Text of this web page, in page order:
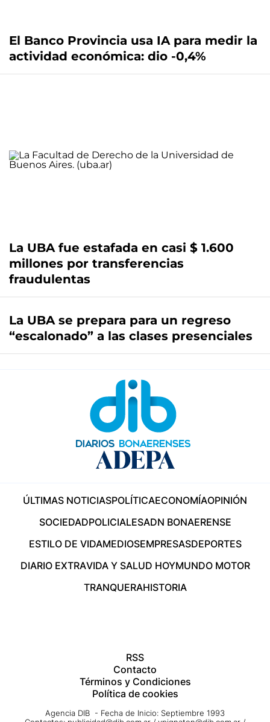
El Banco Provincia usa IA para medir la
actividad económica: dio -0,4%
La UBA fue estafada en casi $ 1.600
millones por transferencias
fraudulentas
La UBA se prepara para un regreso
“escalonado” a las clases presenciales
ÚLTIMAS NOTICIASPOLÍTICAECONOMÍAOPINIÓN
SOCIEDADPOLICIALESADN BONAERENSE
ESTILO DE VIDAMEDIOSEMPRESASDEPORTES
DIARIO EXTRAVIDA Y SALUD HOYMUNDO MOTOR
TRANQUERAHISTORIA
RSS
Contacto
Términos y Condiciones
Política de cookies
Agencia DIB - Fecha de Inicio: Septiembre 1993